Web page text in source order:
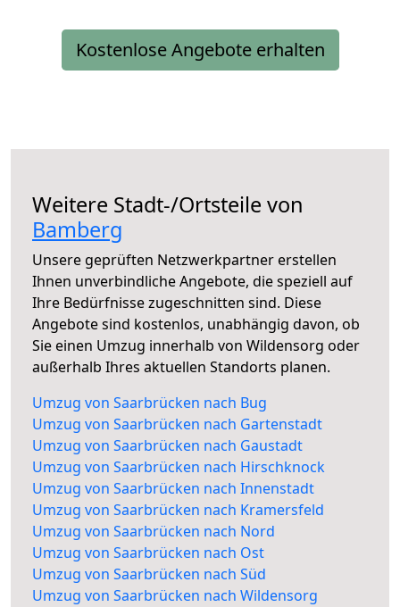
Kostenlose Angebote erhalten
Weitere Stadt-/Ortsteile von
Bamberg
Unsere geprüften Netzwerkpartner erstellen
Ihnen unverbindliche Angebote, die speziell auf
Ihre Bedürfnisse zugeschnitten sind. Diese
Angebote sind kostenlos, unabhängig davon, ob
Sie einen Umzug innerhalb von Wildensorg oder
außerhalb Ihres aktuellen Standorts planen.
Umzug von Saarbrücken nach Bug
Umzug von Saarbrücken nach Gartenstadt
Umzug von Saarbrücken nach Gaustadt
Umzug von Saarbrücken nach Hirschknock
Umzug von Saarbrücken nach Innenstadt
Umzug von Saarbrücken nach Kramersfeld
Umzug von Saarbrücken nach Nord
Umzug von Saarbrücken nach Ost
Umzug von Saarbrücken nach Süd
Umzug von Saarbrücken nach Wildensorg